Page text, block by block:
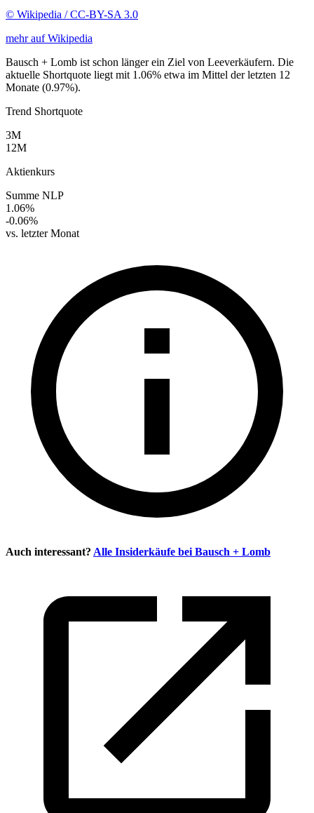
© Wikipedia / CC-BY-SA 3.0
mehr auf Wikipedia
Bausch + Lomb ist schon länger ein Ziel von Leeverkäufern. Die
aktuelle Shortquote liegt mit 1.06% etwa im Mittel der letzten 12
Monate (0.97%).
Trend Shortquote
3M
12M
Aktienkurs
Summe NLP
1.06%
-0.06%
vs. letzter Monat
Auch interessant? Alle Insiderkäufe bei Bausch + Lomb